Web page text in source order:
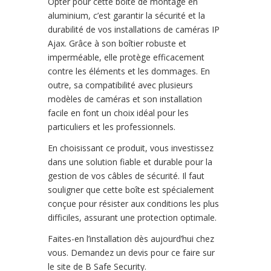
aluminium, c’est garantir la sécurité et la
durabilité de vos installations de caméras IP
Ajax. Grâce à son boîtier robuste et
imperméable, elle protège efficacement
contre les éléments et les dommages. En
outre, sa compatibilité avec plusieurs
modèles de caméras et son installation
facile en font un choix idéal pour les
particuliers et les professionnels.
En choisissant ce produit, vous investissez
dans une solution fiable et durable pour la
gestion de vos câbles de sécurité. Il faut
souligner que cette boîte est spécialement
conçue pour résister aux conditions les plus
difficiles, assurant une protection optimale.
Faites-en l’installation dès aujourd’hui chez
vous. Demandez un devis pour ce faire sur
le site de B Safe Security.